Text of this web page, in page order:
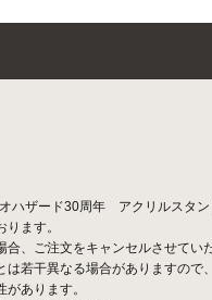
ハザード30周年 アクリルスタン
ます。
、ご注文をキャンセルさせてい
若干異なる場合がありますので
あります。